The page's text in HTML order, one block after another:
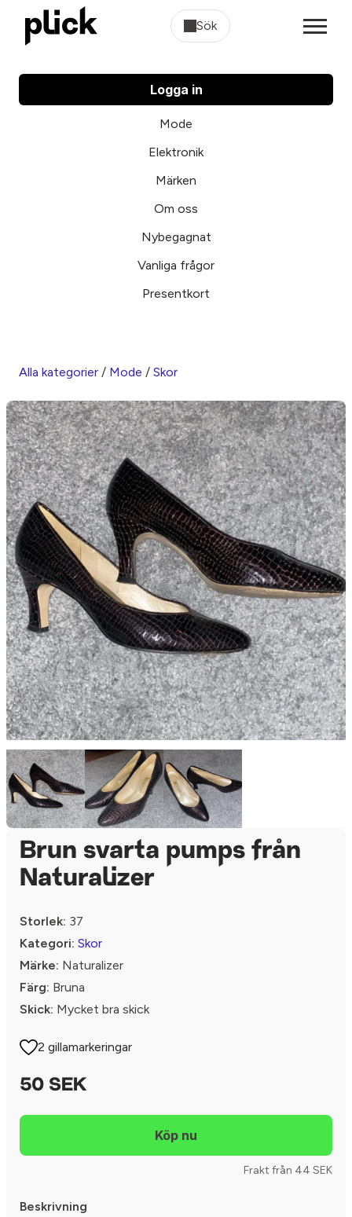
Sök
Logga in
Mode
Elektronik
Märken
Om oss
Nybegagnat
Vanliga frågor
Presentkort
Alla kategorier / Mode / Skor
Brun svarta pumps från
Naturalizer
Storlek: 37
Kategori: Skor
Märke: Naturalizer
Färg: Bruna
Skick: Mycket bra skick
2 gillamarkeringar
50 SEK
Frakt från 44 SEK
Beskrivning